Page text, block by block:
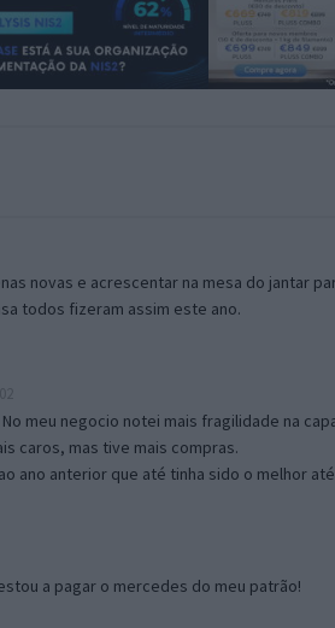
novas e acrescentar na mesa do jantar
todos fizeram assim este ano.
meu negocio notei mais fragilidade na
caros, mas tive mais compras.
ano anterior que até tinha sido o melhor
a pagar o mercedes do meu patrão!